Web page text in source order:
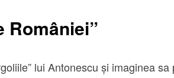
României”
lui Antonescu și imaginea